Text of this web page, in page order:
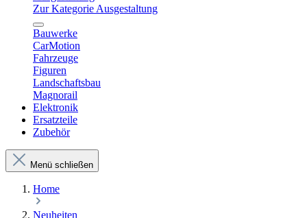
Zur Kategorie Ausgestaltung
Bauwerke
CarMotion
Fahrzeuge
Figuren
Landschaftsbau
Magnorail
Elektronik
Ersatzteile
Zubehör
Menü schließen
Home
Neuheiten